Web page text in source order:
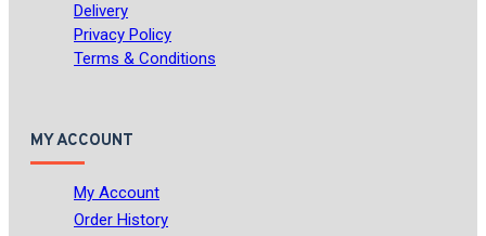
Delivery
Privacy Policy
Terms & Conditions
MY ACCOUNT
My Account
Order History